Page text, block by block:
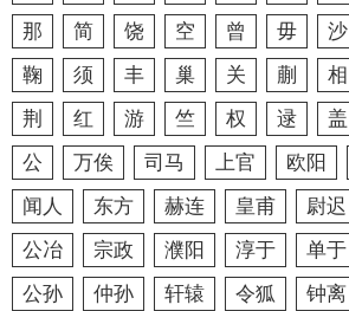
那
简 饶 空 曾 毋 沙
鞠
须 丰 巢 关 蒯 相
荆
红 游 竺 权 逯 盖
公
万俟 司马 上官 欧阳
闻人
东方 赫连 皇甫 尉迟
公冶
宗政 濮阳 淳于 单于
公孙
仲孙 轩辕 令狐 钟离